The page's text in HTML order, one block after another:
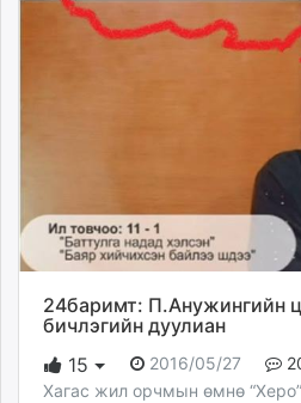
24баримт: П.Анужингийн
бичлэгийн дуулиан
15
2016/05/27
Хагас жил орчмын өмнө